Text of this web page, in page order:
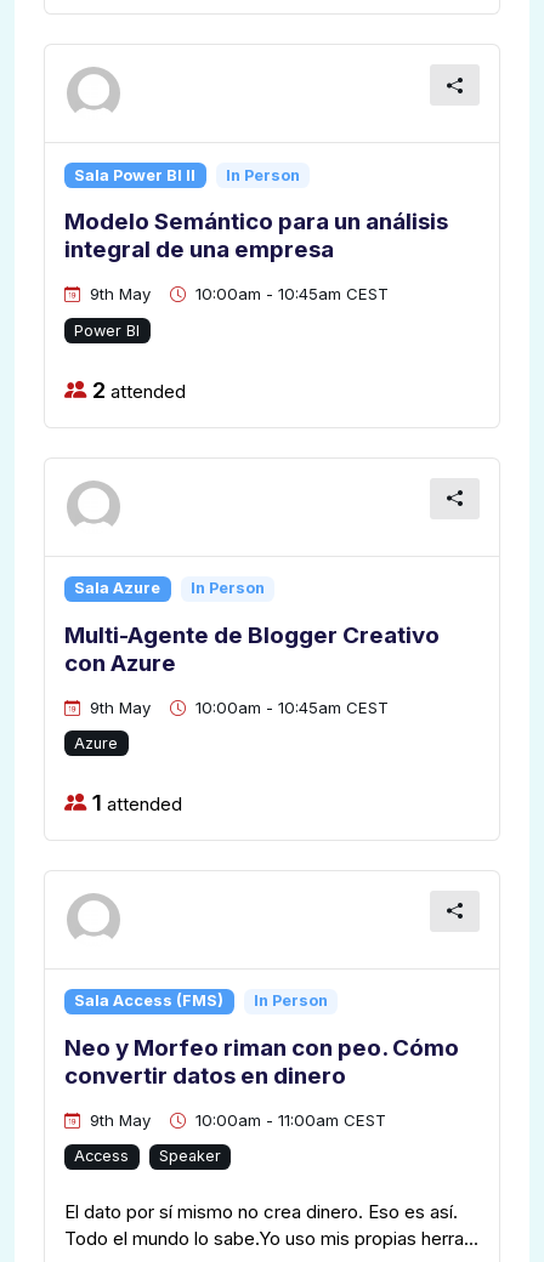
Sala Power BI II In Person
Modelo Semántico para un análisis
integral de una empresa
9th May 10:00am - 10:45am CEST
Power BI
2 attended
Sala Azure In Person
Multi-Agente de Blogger Creativo
con Azure
9th May 10:00am - 10:45am CEST
Azure
1 attended
Sala Access (FMS) In Person
Neo y Morfeo riman con peo. Cómo
convertir datos en dinero
9th May 10:00am - 11:00am CEST
Access Speaker
El dato por sí mismo no crea dinero. Eso es así.
Todo el mundo lo sabe.Yo uso mis propias herra...